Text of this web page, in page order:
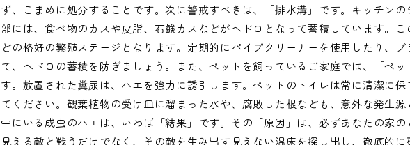
ず、こまめに処分することです。次に警戒すべきは、「排水溝」です。キッチン
部には、食べ物のカスや皮脂、石鹸カスなどがヘドロとなって蓄積しています。
どの格好の繁殖ステージとなります。定期的にパイプクリーナーを使用したり、
て、ヘドロの蓄積を防ぎましょう。また、ペットを飼っているご家庭では、「ペ
す。放置された糞尿は、ハエを強力に誘引します。ペットのトイレは常に清潔に
てください。観葉植物の受け皿に溜まった水や、腐敗した根なども、意外な発生
中にいる成虫のハエは、いわば「結果」です。その「原因」は、必ずあなたの家
見える敵と戦うだけでなく、その敵を生み出す見えない温床を探し出し、徹底的